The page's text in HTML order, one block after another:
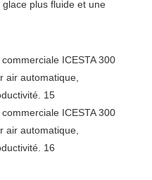
plus fluide et une